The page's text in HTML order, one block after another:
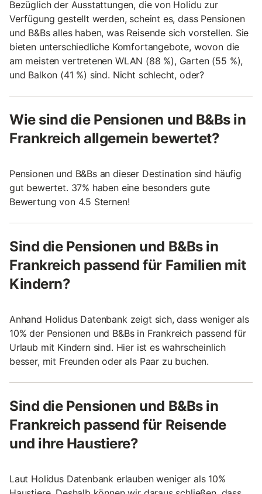
Bezüglich der Ausstattungen, die von Holidu zur
Verfügung gestellt werden, scheint es, dass Pensionen
und B&Bs alles haben, was Reisende sich vorstellen. Sie
bieten unterschiedliche Komfortangebote, wovon die
am meisten vertretenen WLAN (88 %), Garten (55 %),
und Balkon (41 %) sind. Nicht schlecht, oder?
Wie sind die Pensionen und B&Bs in
Frankreich allgemein bewertet?
Pensionen und B&Bs an dieser Destination sind häufig
gut bewertet. 37% haben eine besonders gute
Bewertung von 4.5 Sternen!
Sind die Pensionen und B&Bs in
Frankreich passend für Familien mit
Kindern?
Anhand Holidus Datenbank zeigt sich, dass weniger als
10% der Pensionen und B&Bs in Frankreich passend für
Urlaub mit Kindern sind. Hier ist es wahrscheinlich
besser, mit Freunden oder als Paar zu buchen.
Sind die Pensionen und B&Bs in
Frankreich passend für Reisende
und ihre Haustiere?
Laut Holidus Datenbank erlauben weniger als 10%